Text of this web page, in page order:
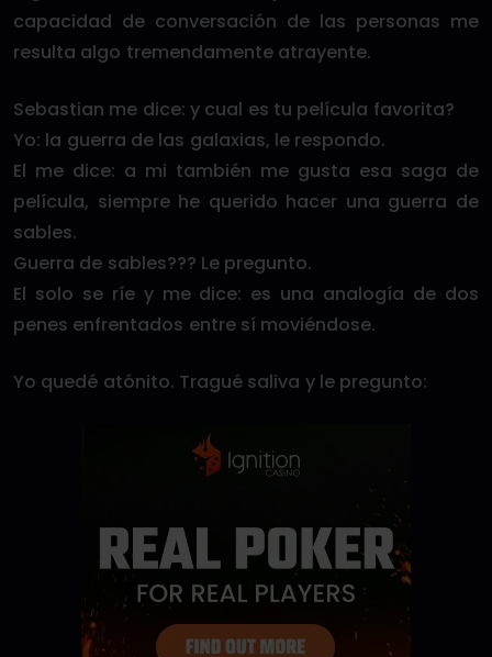
capacidad de conversación de las personas me
resulta algo tremendamente atrayente.
Sebastian me dice: y cual es tu película favorita?
Yo: la guerra de las galaxias, le respondo.
El me dice: a mi también me gusta esa saga de
película, siempre he querido hacer una guerra de
sables.
Guerra de sables??? Le pregunto.
El solo se ríe y me dice: es una analogía de dos
penes enfrentados entre sí moviéndose.
Yo quedé atónito. Tragué saliva y le pregunto: